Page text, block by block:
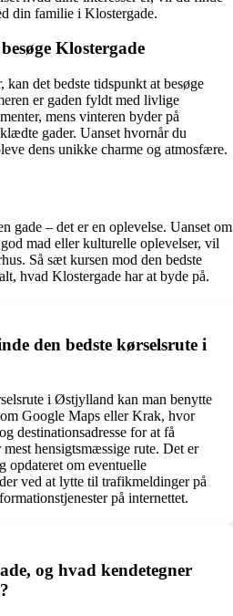
din familie i Klostergade.
Klostergade
det bedste tidspunkt at besøge
er gaden fyldt med livlige
mens vinteren byder på
gader. Uanset hvornår du
dens unikke charme og atmosfære.
gade – det er en oplevelse. Uanset om
mad eller kulturelle oplevelser, vil
Så sæt kursen mod den bedste
hvad Klostergade har at byde på.
den bedste kørselsrute i
i Østjylland kan man benytte
Google Maps eller Krak, hvor
destinationsadresse for at få
hensigtsmæssige rute. Det er
opdateret om eventuelle
ved at lytte til trafikmeldinger på
på internettet.
og hvad kendetegner